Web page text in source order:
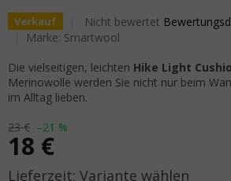
Verkauf Die durchschnittliche
Nicht bewertet
Marke: Smartwool
23 € –21 %
18 €
Verkaufspreis: Variante wählen
Die vielseitigen, leichten Hike Light
Merinowolle werden Sie nicht nur beim
im Alltag lieben.